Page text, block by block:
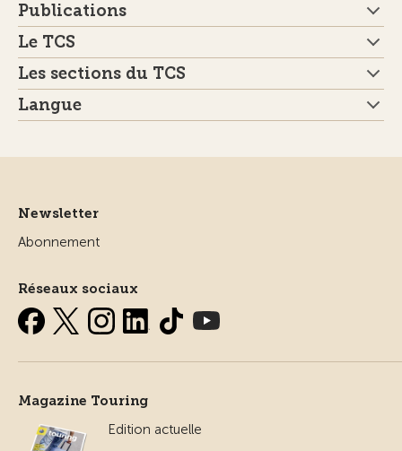
Publications
Le TCS
Les sections du TCS
Langue
Newsletter
Abonnement
Réseaux sociaux
Magazine Touring
Edition actuelle